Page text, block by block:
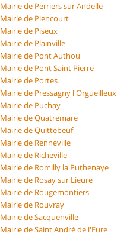
Mairie de Perriers sur Andelle
Mairie de Piencourt
Mairie de Piseux
Mairie de Plainville
Mairie de Pont Authou
Mairie de Pont Saint Pierre
Mairie de Portes
Mairie de Pressagny l'Orgueilleux
Mairie de Puchay
Mairie de Quatremare
Mairie de Quittebeuf
Mairie de Renneville
Mairie de Richeville
Mairie de Romilly la Puthenaye
Mairie de Rosay sur Lieure
Mairie de Rougemontiers
Mairie de Rouvray
Mairie de Sacquenville
Mairie de Saint André de l'Eure